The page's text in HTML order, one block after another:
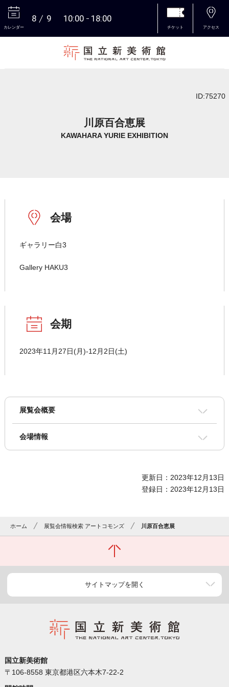
カレンダー
8 9 10:00 18:00
チケット アクセス
ID:75270
川原百合恵展
KAWAHARA YURIE EXHIBITION
会場
ギャラリー白3
Gallery HAKU3
会期
2023年11月27日(月)-12月2日(土)
展覧会概要
会場情報
更新日：2023年12月13日
登録日：2023年12月13日
ホーム 展覧会情報検索 アートコモンズ 川原百合恵展
サイトマップを開く
国立新美術館
〒106-8558 東京都港区六本木7-22-2